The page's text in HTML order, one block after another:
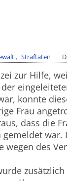
Straftaten
zur Hilfe,
konnte
Frau
dass die
war.
wegen des
zusätzlich